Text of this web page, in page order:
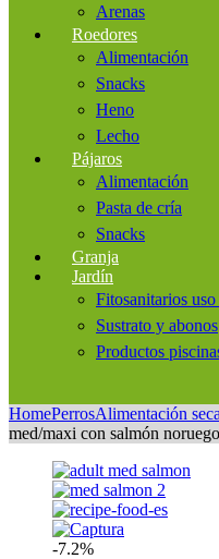
Arenas
Roedores
Alimentación
Snacks
Heno
Lecho
Pájaros
Alimentación
Pasta de cría
Snacks
Granja
Jardín
Fitosanitarios
Sustrato y abonos
Productos
HomePerrosAlimentación seca
med/maxi con salmón noruego
-7.2%